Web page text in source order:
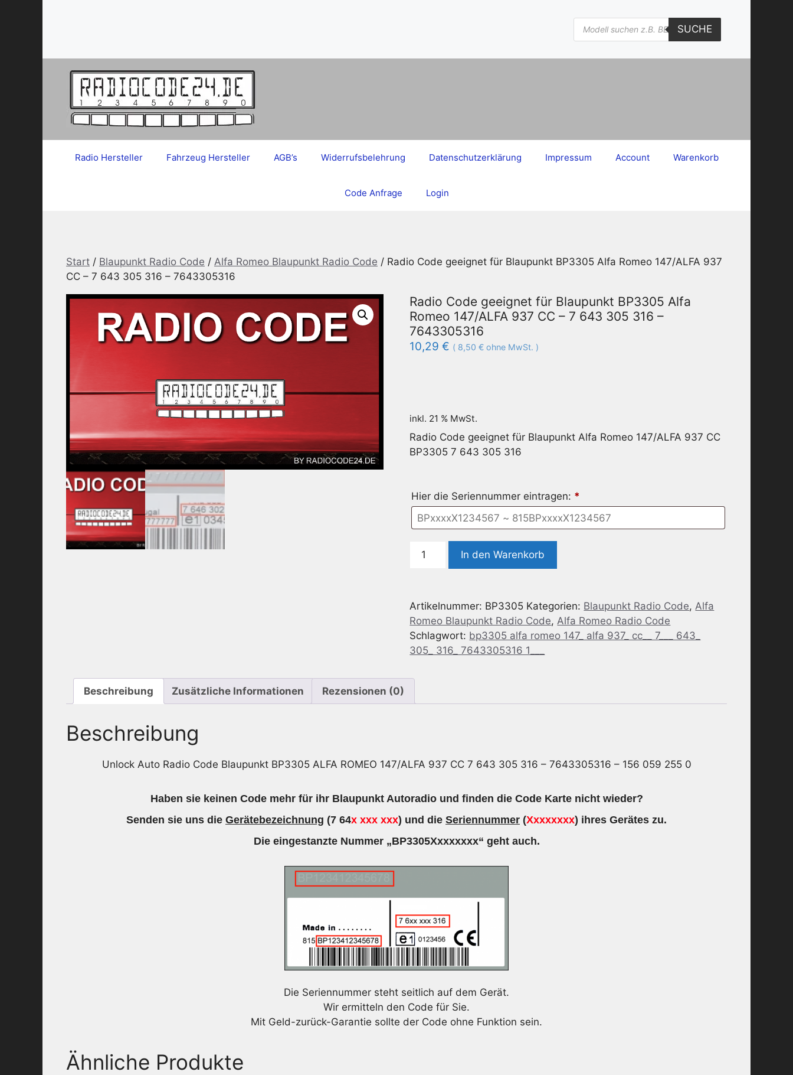
Products
search
SUCHE
Radio Hersteller Fahrzeug Hersteller AGB’s Widerrufsbelehrung Datenschutzerklärung Impressum Account Warenkorb
Code Anfrage Login
Start / Blaupunkt Radio Code / Alfa Romeo Blaupunkt Radio Code / Radio Code geeignet für Blaupunkt BP3305 Alfa Romeo 147/ALFA 937
CC – 7 643 305 316 – 7643305316
Radio Code geeignet für Blaupunkt BP3305 Alfa
Romeo 147/ALFA 937 CC – 7 643 305 316 –
7643305316
10,29€ ( 8,50€ ohne MwSt. )
inkl. 21 % MwSt.
Radio Code geeignet für Blaupunkt Alfa Romeo 147/ALFA 937 CC
BP3305 7 643 305 316
Hier die Seriennummer eintragen: *
Radio
Blaupunkt
BP3305
Alfa
Romeo
937
316
7643305316
Menge
In den Warenkorb
Artikelnummer: BP3305 Kategorien: Blaupunkt Radio Code,Alfa
Romeo Blaupunkt Radio Code,Alfa Romeo Radio Code
Schlagwort: bp3305 alfa romeo 147_ alfa 937_ cc__ 7___ 643_
305_ 316_ 7643305316 1___
Beschreibung Zusätzliche Informationen Rezensionen (0)
Beschreibung
Unlock Auto Radio Code Blaupunkt BP3305 ALFA ROMEO 147/ALFA 937 CC 7 643 305 316 – 7643305316 – 156 059 255 0
Haben sie keinen Code mehr für ihr Blaupunkt Autoradio und finden die Code Karte nicht wieder?
Senden sie uns die Gerätebezeichnung (7 64x xxx xxx) und die Seriennummer (Xxxxxxxx) ihres Gerätes zu.
Die eingestanzte Nummer „BP3305Xxxxxxxx“ geht auch.
Die Seriennummer steht seitlich auf dem Gerät.
Wir ermitteln den Code für Sie.
Mit Geld-zurück-Garantie sollte der Code ohne Funktion sein.
Ähnliche Produkte